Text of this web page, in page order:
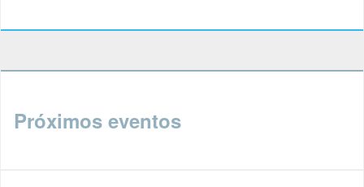
Próximos eventos